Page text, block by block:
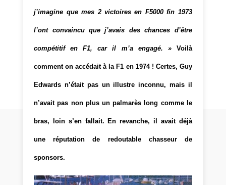
j’imagine que mes 2 victoires en F5000 fin 1973
l’ont convaincu que j’avais des chances d’être
compétitif en F1, car il m’a engagé. » Voilà
comment on accédait à la F1 en 1974 ! Certes, Guy
Edwards n’était pas un illustre inconnu, mais il
n’avait pas non plus un palmarès long comme le
bras, loin s’en fallait. En revanche, il avait déjà
une réputation de redoutable chasseur de
sponsors.